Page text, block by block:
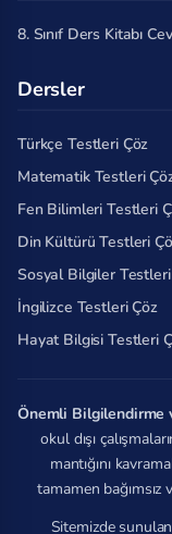
8. Sınıf Ders Kitabı
Dersler
Türkçe Testleri Çöz
Matematik Testleri
Fen Bilimleri Testleri
Din Kültürü Testleri
Sosyal Bilgiler
İngilizce Testleri Çöz
Hayat Bilgisi Testleri
Önemli Bilgilendirme
okul dışı
mantığını
tamamen bağımsız
Sitemizde